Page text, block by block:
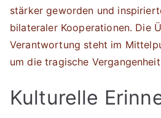
stärker geworden und
bilateraler Kooperationen. Die
Verantwortung steht im
um die tragische
Kulturelle